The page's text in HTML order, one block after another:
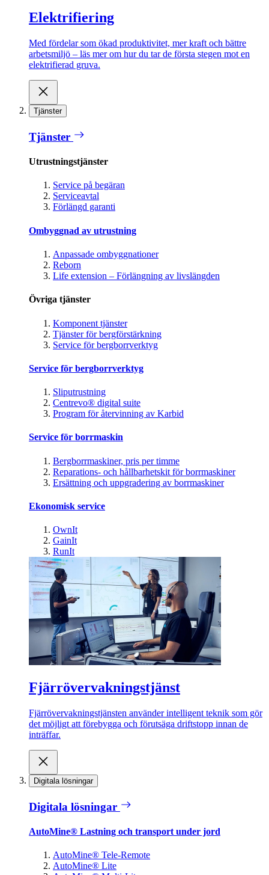
Elektrifiering
Med fördelar som ökad produktivitet, mer kraft och bättre
arbetsmiljö – läs mer om hur du tar de första stegen mot en
elektrifierad gruva.
Tjänster
Tjänster
Utrustningstjänster
Service på begäran
Serviceavtal
Förlängd garanti
Ombyggnad av utrustning
Anpassade ombyggnationer
Reborn
Life extension – Förlängning av livslängden
Övriga tjänster
Komponent tjänster
Tjänster för bergförstärkning
Service för bergborrverktyg
Service för bergborrverktyg
Sliputrustning
Centrevo® digital suite
Program för återvinning av Karbid
Service för borrmaskin
Bergborrmaskiner, pris per timme
Reparations- och hållbarhetskit för borrmaskiner
Ersättning och uppgradering av borrmaskiner
Ekonomisk service
OwnIt
GainIt
RunIt
Fjärrövervakningstjänst
Fjärrövervakningstjänsten använder intelligent teknik som gör
det möjligt att förebygga och förutsäga driftstopp innan de
inträffar.
Digitala lösningar
Digitala lösningar
AutoMine® Lastning och transport under jord
AutoMine® Tele-Remote
AutoMine® Lite